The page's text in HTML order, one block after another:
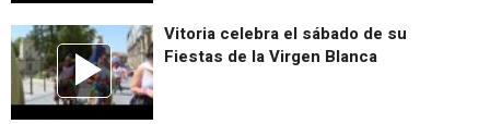
Vitoria celebra el sábado de su
Fiestas de la Virgen Blanca